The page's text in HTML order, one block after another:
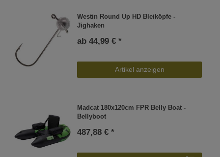
Westin Round Up HD Bleiköpfe -
Jighaken
ab 44,99 € *
Artikel anzeigen
Madcat 180x120cm FPR Belly Boat -
Bellyboot
487,88 € *